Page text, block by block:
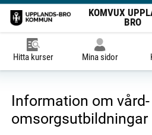
KOMVUX
BRO
Hitta kurser Mina sidor
Information om
omsorgsutbildningar